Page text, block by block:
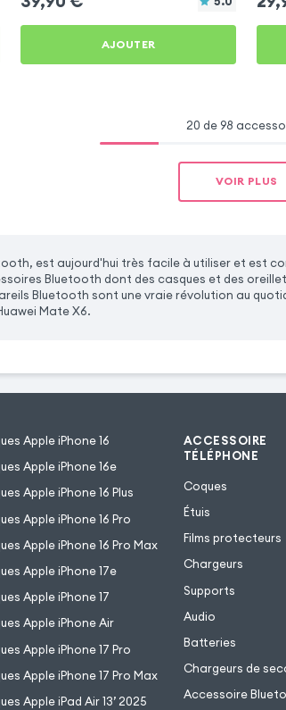
AJOUTER
20 de 98
VOIR PLUS
est aujourd'hui très facile à utiliser et est
Bluetooth dont des casques et des
Bluetooth sont une vraie révolution au
Mate X6.
Apple iPhone 16
Apple iPhone 16e
Apple iPhone 16 Plus
Apple iPhone 16 Pro
Apple iPhone 16 Pro Max
Apple iPhone 17e
Apple iPhone 17
Apple iPhone Air
Apple iPhone 17 Pro
Apple iPhone 17 Pro Max
Apple iPad Air 13’ 2025
ACCESSOIRE
TÉLÉPHONE
Coques
Étuis
Films protecteurs
Chargeurs
Supports
Audio
Batteries
Chargeurs de
Accessoire